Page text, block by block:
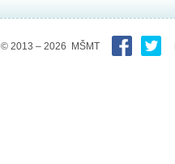
© 2013 – 2026 MŠMT